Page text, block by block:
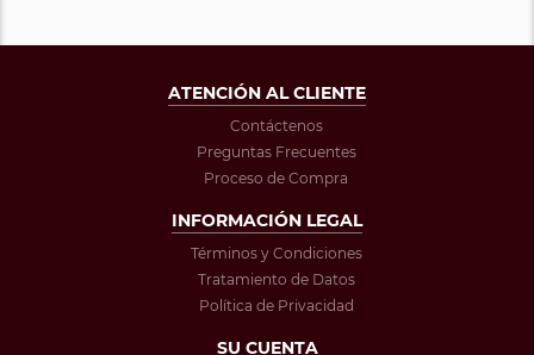
ATENCIÓN AL CLIENTE
Contáctenos
Preguntas Frecuentes
Proceso de Compra
INFORMACIÓN LEGAL
Términos y Condiciones
Tratamiento de Datos
Política de Privacidad
SU CUENTA